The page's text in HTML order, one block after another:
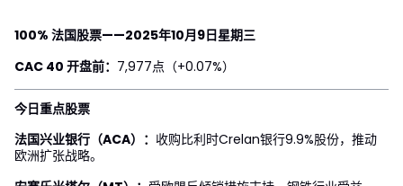
100% 法国股票——2025年10月9日星期三
CAC 40 开盘前： 7,977点（+0.07%）
今日重点股票
法国兴业银行（ACA）： 收购比利时Crelan银行9.9%股份，推动
欧洲扩张战略。